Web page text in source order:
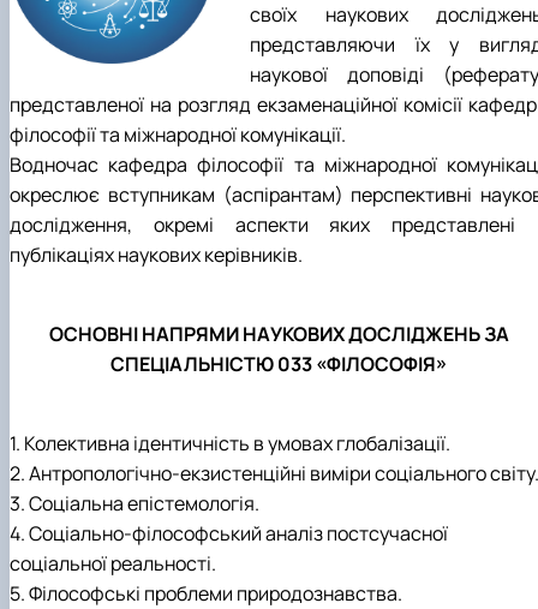
своїх наукових
представляючи їх у
наукової доповіді
представленої на розгляд екзаменаційної комісії
філософії та міжнародної комунікації.
Водночас кафедра філософії та міжнародної
окреслює вступникам (аспірантам) перспективні
дослідження, окремі аспекти яких представлені
публікаціях наукових керівників.
ОСНОВНІ НАПРЯМИ НАУКОВИХ ДОСЛІДЖЕНЬ ЗА
СПЕЦІАЛЬНІСТЮ 033 «ФІЛОСОФІЯ»
1. Колективна ідентичність в умовах глобалізації.
2. Антропологічно-екзистенційні виміри соціального світу.
3. Соціальна епістемологія.
4. Соціально-філософський аналіз постсучасної
соціальної реальності.
5. Філософські проблеми природознавства.